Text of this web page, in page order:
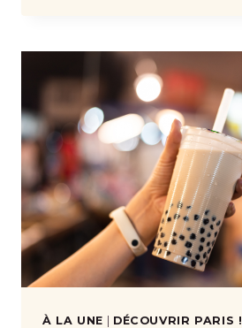
À LA UNE DÉCOUVRIR PARIS !